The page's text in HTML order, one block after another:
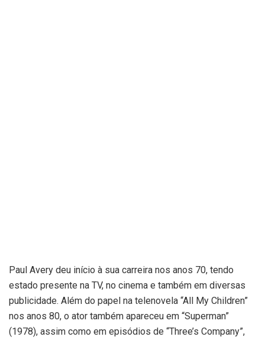
Paul Avery deu início à sua carreira nos anos 70, tendo
estado presente na TV, no cinema e também em diversas
publicidade. Além do papel na telenovela “All My Children”
nos anos 80, o ator também apareceu em “Superman”
(1978), assim como em episódios de “Three’s Company”,